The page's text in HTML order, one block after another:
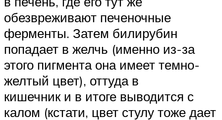
обезвреживают печеночные
ферменты. Затем билирубин
попадает в желчь (именно из-за
этого пигмента она имеет темно-
желтый цвет), оттуда в
кишечник и в итоге выводится с
калом (кстати, цвет стулу тоже дает